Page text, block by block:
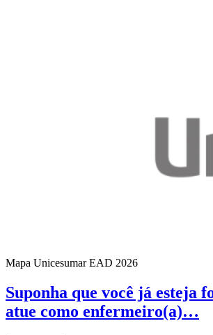
Mapa Unicesumar EAD 2026
Suponha que você já esteja
atue como enfermeiro(a)…